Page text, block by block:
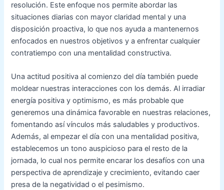
resolución. Este enfoque nos permite abordar las
situaciones diarias con mayor claridad mental y una
disposición proactiva, lo que nos ayuda a mantenernos
enfocados en nuestros objetivos y a enfrentar cualquier
contratiempo con una mentalidad constructiva.
Una actitud positiva al comienzo del día también puede
moldear nuestras interacciones con los demás. Al irradiar
energía positiva y optimismo, es más probable que
generemos una dinámica favorable en nuestras relaciones,
fomentando así vínculos más saludables y productivos.
Además, al empezar el día con una mentalidad positiva,
establecemos un tono auspicioso para el resto de la
jornada, lo cual nos permite encarar los desafíos con una
perspectiva de aprendizaje y crecimiento, evitando caer
presa de la negatividad o el pesimismo.